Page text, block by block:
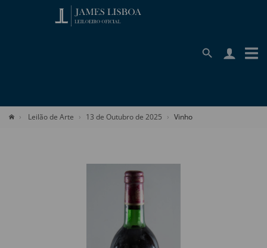
Leilão de Arte 13 de Outubro de 2025 Vinho